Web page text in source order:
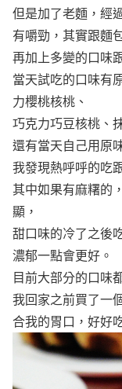
但是加了老麵，經
有嚼勁，其實跟麵
再加上多變的口味
當天試吃的口味有
力櫻桃核桃、
巧克力巧豆核桃、
還有當天自己用原
我發現熱呼呼的吃
其中如果有麻糬的
顯，
甜口味的冷了之後
濃郁一點會更好。
目前大部分的口味
我回家之前買了一
合我的胃口，好好